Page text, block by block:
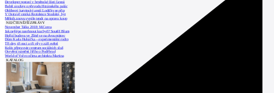
Developer postaví v brněnské části Lesná
Babiš uvažuje o převodu Hrzánského palác
Oblíbený karvinský areál Lodičky se přip
V Ostravě vzniká Rezidence Stodolní, byt
Mělník znovu vypíše tendr na opravu koup
NEJČTENĚJŠÍ ZPRÁVY
November Talks 2018: M.Corea
Jak nejlépe navrhnout kuchyň? Soutěž Blum
Hořící budova ve Zlíně se na dvou místec
Dům Karla Hubáčka – experimentální rodin
Tři dny, tři noci a tři vily v záři světel
Kolín připravuje centrum sociálních služ
Otevření náměstí Jiřího z Poděbrad
World of Volvo očima architekta Martina
KATALOG